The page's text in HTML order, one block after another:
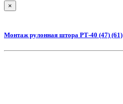
×
Монтаж рулонная штора РТ-40 (47) (61)